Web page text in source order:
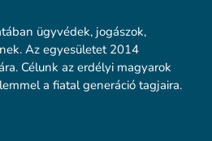
ügyvédek, jogászok,
Az egyesületet 2014
Célunk az erdélyi magyarok
a fiatal generáció tagjaira.